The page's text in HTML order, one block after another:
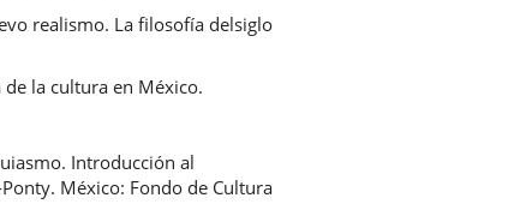
realismo. La filosofía delsiglo
de la cultura en México.
Introducción al
México: Fondo de Cultura